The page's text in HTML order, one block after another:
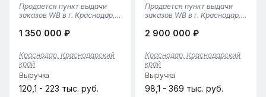
Продается пункт выдачи
заказов WB в г. Краснодар,
Площадь помещения — 42
зоной выдачи и складским
пространством.• Пункт
работает с 2024 года,
финансовая ста...
1 350 000 ₽
Краснодар, Краснодарский
край
Выручка
120,1 - 223 тыс. руб.
Продается пункт выдачи
заказов WB в г. Краснодар,
Площадь помещения — 30
функциональный формат,
полностью адаптированный
под работу ПВЗ.• Пункт
работает с 2021 год...
2 900 000 ₽
Краснодар, Краснодарский
край
Выручка
98,1 - 369 тыс. руб.